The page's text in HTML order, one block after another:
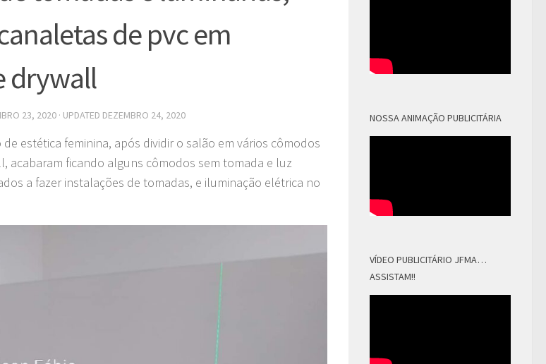
de pvc em
drywall
23, 2020 · UPDATED DEZEMBRO 24, 2020
estética feminina, após dividir o salão em vários cômodos
acabaram ficando alguns cômodos sem tomada e luz
a fazer instalações de tomadas, e iluminação elétrica no
NOSSA ANIMAÇÃO PUBLICITÁRIA
VÍDEO PUBLICITÁRIO JFMA…
ASSISTAM!!